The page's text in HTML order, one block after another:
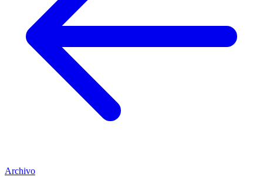
Archivo